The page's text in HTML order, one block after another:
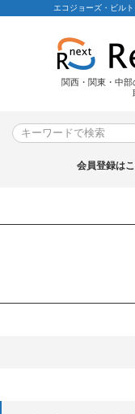
エコジョーズ・ビル
関西・関東・中部
会員登録は